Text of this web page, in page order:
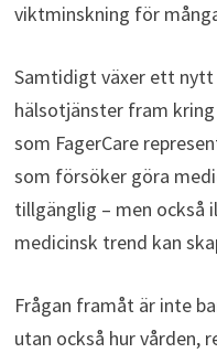
viktminskning för
Samtidigt växer ett nytt
hälsotjänster fram
som FagerCare
som försöker göra
tillgänglig – men också
medicinsk trend kan
Frågan framåt är inte
utan också hur vården,